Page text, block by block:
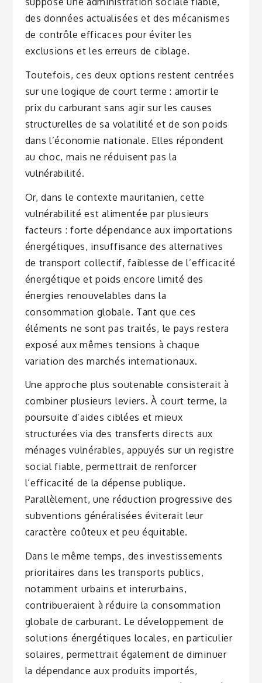
des données actualisées et des mécanismes
de contrôle efficaces pour éviter les
exclusions et les erreurs de ciblage.
Toutefois, ces deux options restent centrées
sur une logique de court terme : amortir le
prix du carburant sans agir sur les causes
structurelles de sa volatilité et de son poids
dans l’économie nationale. Elles répondent
au choc, mais ne réduisent pas la
vulnérabilité.
Or, dans le contexte mauritanien, cette
vulnérabilité est alimentée par plusieurs
facteurs : forte dépendance aux importations
énergétiques, insuffisance des alternatives
de transport collectif, faiblesse de l’efficacité
énergétique et poids encore limité des
énergies renouvelables dans la
consommation globale. Tant que ces
éléments ne sont pas traités, le pays restera
exposé aux mêmes tensions à chaque
variation des marchés internationaux.
Une approche plus soutenable consisterait à
combiner plusieurs leviers. À court terme, la
poursuite d’aides ciblées et mieux
structurées via des transferts directs aux
ménages vulnérables, appuyés sur un registre
social fiable, permettrait de renforcer
l’efficacité de la dépense publique.
Parallèlement, une réduction progressive des
subventions généralisées éviterait leur
caractère coûteux et peu équitable.
Dans le même temps, des investissements
prioritaires dans les transports publics,
notamment urbains et interurbains,
contribueraient à réduire la consommation
globale de carburant. Le développement de
solutions énergétiques locales, en particulier
solaires, permettrait également de diminuer
la dépendance aux produits importés,